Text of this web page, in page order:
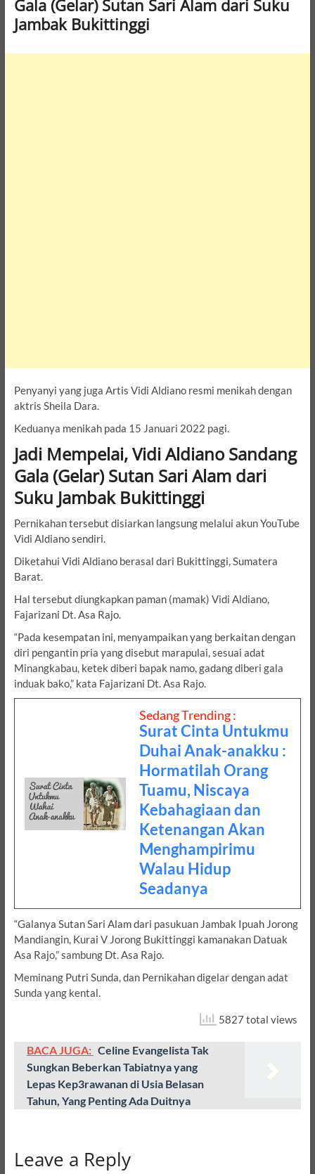
Gala (Gelar) Sutan Sari Alam dari Suku
Jambak Bukittinggi
Penyanyi yang juga Artis Vidi Aldiano resmi menikah dengan
aktris Sheila Dara.
Keduanya menikah pada 15 Januari 2022 pagi.
Jadi Mempelai, Vidi Aldiano Sandang
Gala (Gelar) Sutan Sari Alam dari
Suku Jambak Bukittinggi
Pernikahan tersebut disiarkan langsung melalui akun YouTube
Vidi Aldiano sendiri.
Diketahui Vidi Aldiano berasal dari Bukittinggi, Sumatera
Barat.
Hal tersebut diungkapkan paman (mamak) Vidi Aldiano,
Fajarizani Dt. Asa Rajo.
“Pada kesempatan ini, menyampaikan yang berkaitan dengan
diri pengantin pria yang disebut marapulai, sesuai adat
Minangkabau, ketek diberi bapak namo, gadang diberi gala
induak bako,” kata Fajarizani Dt. Asa Rajo.
Sedang Trending :
Surat Cinta Untukmu
Duhai Anak-anakku :
Hormatilah Orang
Tuamu, Niscaya
Kebahagiaan dan
Ketenangan Akan
Menghampirimu
Walau Hidup
Seadanya
“Galanya Sutan Sari Alam dari pasukuan Jambak Ipuah Jorong
Mandiangin, Kurai V Jorong Bukittinggi kamanakan Datuak
Asa Rajo,” sambung Dt. Asa Rajo.
Meminang Putri Sunda, dan Pernikahan digelar dengan adat
Sunda yang kental.
5827 total views
BACA JUGA: Celine Evangelista Tak
Sungkan Beberkan Tabiatnya yang
Lepas Kep3rawanan di Usia Belasan
Tahun, Yang Penting Ada Duitnya
Leave a Reply